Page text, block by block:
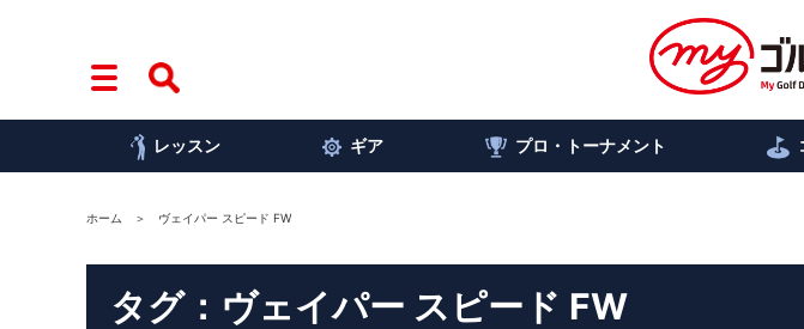
レッスン ギア プロ・トーナメント
ホーム ヴェイパー スピード FW
タグ：ヴェイパー スピード FW